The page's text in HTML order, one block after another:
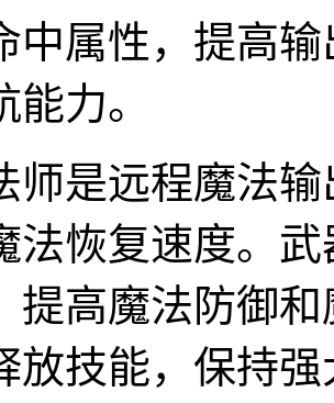
中属性，提高
力。
师是远程魔法
法恢复速度。
提高魔法防御
放技能，保持